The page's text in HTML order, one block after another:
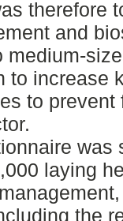
therefore
and
medium-
to increase
to prevent
was
laying
the